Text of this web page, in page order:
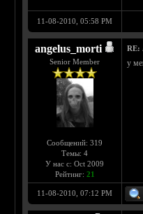
11-08-2010, 05:58 PM
angelus_morti
Senior Member
Сообщений: 319
Темы: 4
У нас с: Oct 2009
Рейтинг: 21
RE:
у
11-08-2010, 07:12 PM